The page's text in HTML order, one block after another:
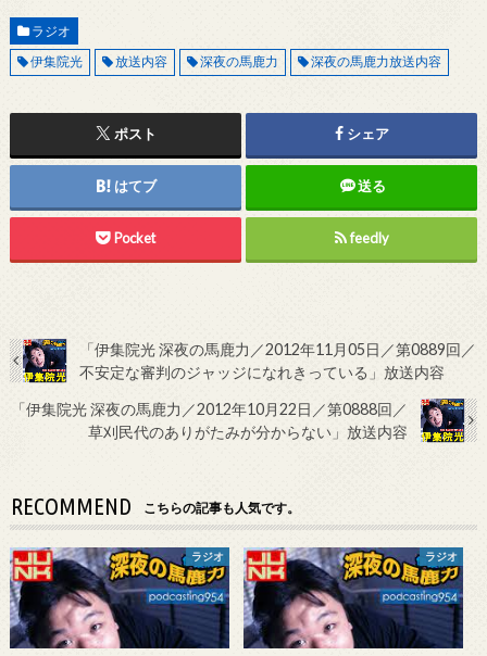
ラジオ
伊集院光
放送内容 深夜の馬鹿力 深夜の馬鹿力放送内容
ポスト シェア
はてブ 送る
Pocket feedly
「伊集院光 深夜の馬鹿力／2012年11月05日／第0889回／
不安定な審判のジャッジになれきっている」放送内容
「伊集院光 深夜の馬鹿力／2012年10月22日／第0888回／
草刈民代のありがたみが分からない」放送内容
RECOMMEND こちらの記事も人気です。
ラジオ ラジオ